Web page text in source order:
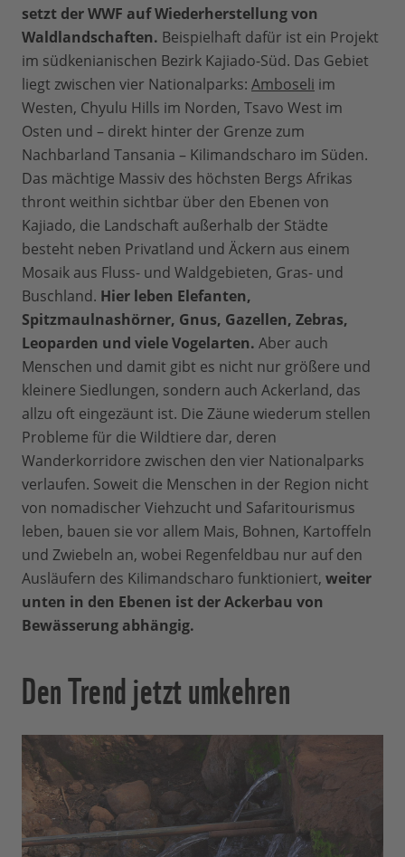
setzt der WWF auf Wiederherstellung von
Waldlandschaften. Beispielhaft dafür ist ein Projekt
im südkenianischen Bezirk Kajiado-Süd. Das Gebiet
liegt zwischen vier Nationalparks: Amboseli im
Westen, Chyulu Hills im Norden, Tsavo West im
Osten und – direkt hinter der Grenze zum
Nachbarland Tansania – Kilimandscharo im Süden.
Das mächtige Massiv des höchsten Bergs Afrikas
thront weithin sichtbar über den Ebenen von
Kajiado, die Landschaft außerhalb der Städte
besteht neben Privatland und Äckern aus einem
Mosaik aus Fluss- und Waldgebieten, Gras- und
Buschland. Hier leben Elefanten,
Spitzmaulnashörner, Gnus, Gazellen, Zebras,
Leoparden und viele Vogelarten. Aber auch
Menschen und damit gibt es nicht nur größere und
kleinere Siedlungen, sondern auch Ackerland, das
allzu oft eingezäunt ist. Die Zäune wiederum stellen
Probleme für die Wildtiere dar, deren
Wanderkorridore zwischen den vier Nationalparks
verlaufen. Soweit die Menschen in der Region nicht
von nomadischer Viehzucht und Safaritourismus
leben, bauen sie vor allem Mais, Bohnen, Kartoffeln
und Zwiebeln an, wobei Regenfeldbau nur auf den
Ausläufern des Kilimandscharo funktioniert, weiter
unten in den Ebenen ist der Ackerbau von
Bewässerung abhängig.
Den Trend jetzt umkehren